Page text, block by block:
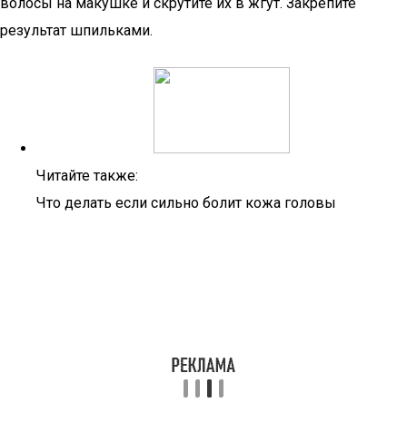
результат шпильками.
Читайте также:
Что делать если сильно болит кожа головы